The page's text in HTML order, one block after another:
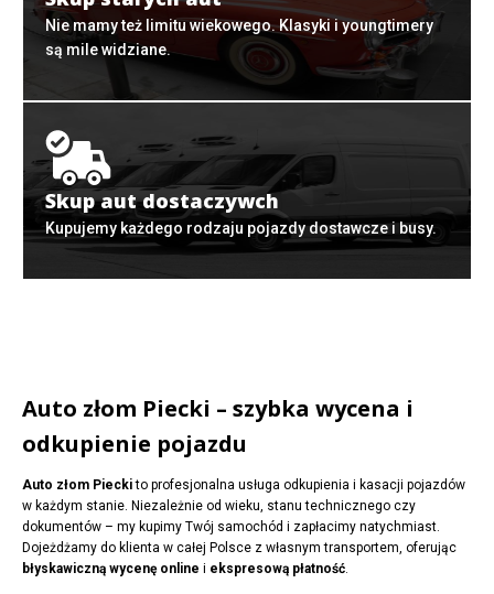
Nie mamy też limitu wiekowego. Klasyki i youngtimery
są mile widziane.
Skup aut dostaczywch
Kupujemy każdego rodzaju pojazdy dostawcze i busy.
Auto złom Piecki – szybka wycena i
odkupienie pojazdu
Auto złom Pieckito profesjonalna usługa odkupienia i kasacji pojazdów
w każdym stanie. Niezależnie od wieku, stanu technicznego czy
dokumentów – my kupimy Twój samochód i zapłacimy natychmiast.
Dojeżdżamy do klienta w całej Polsce z własnym transportem, oferując
błyskawiczną wycenę online i ekspresową płatność.